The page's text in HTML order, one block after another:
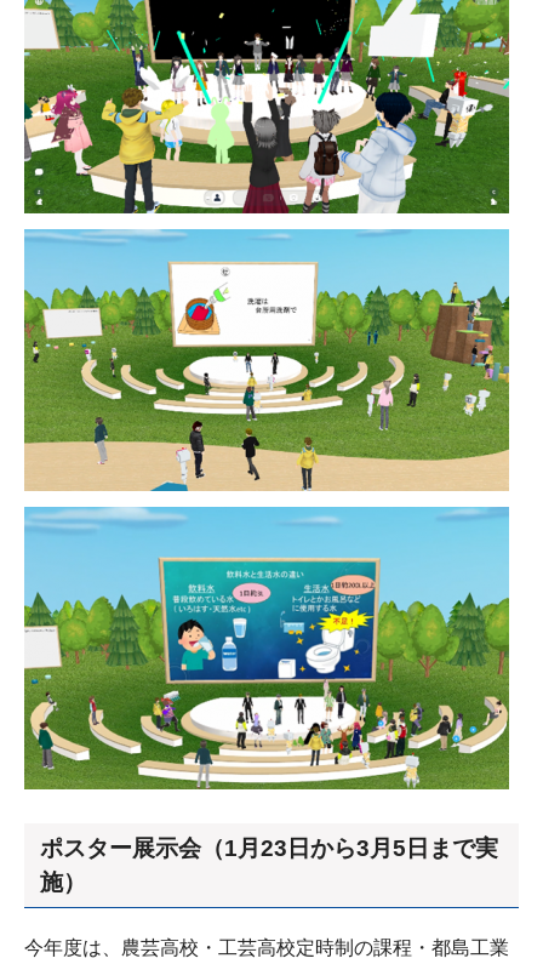
ポスター展示会（1月23日から3月5日まで実
施）
今年度は、農芸高校・工芸高校定時制の課程・都島工業